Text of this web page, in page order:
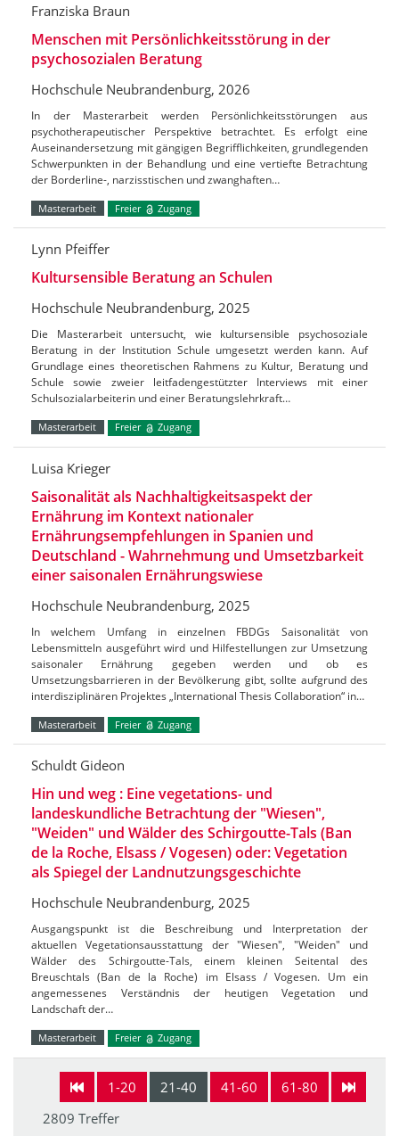
Franziska Braun
Menschen mit Persönlichkeitsstörung in der
psychosozialen Beratung
Hochschule Neubrandenburg, 2026
In der Masterarbeit werden Persönlichkeitsstörungen aus
psychotherapeutischer Perspektive betrachtet. Es erfolgt eine
Auseinandersetzung mit gängigen Begrifflichkeiten, grundlegenden
Schwerpunkten in der Behandlung und eine vertiefte Betrachtung
der Borderline-, narzisstischen und zwanghaften…
Masterarbeit Freier Zugang
Lynn Pfeiffer
Kultursensible Beratung an Schulen
Hochschule Neubrandenburg, 2025
Die Masterarbeit untersucht, wie kultursensible psychosoziale
Beratung in der Institution Schule umgesetzt werden kann. Auf
Grundlage eines theoretischen Rahmens zu Kultur, Beratung und
Schule sowie zweier leitfadengestützter Interviews mit einer
Schulsozialarbeiterin und einer Beratungslehrkraft…
Masterarbeit Freier Zugang
Luisa Krieger
Saisonalität als Nachhaltigkeitsaspekt der
Ernährung im Kontext nationaler
Ernährungsempfehlungen in Spanien und
Deutschland - Wahrnehmung und Umsetzbarkeit
einer saisonalen Ernährungswiese
Hochschule Neubrandenburg, 2025
In welchem Umfang in einzelnen FBDGs Saisonalität von
Lebensmitteln ausgeführt wird und Hilfestellungen zur Umsetzung
saisonaler Ernährung gegeben werden und ob es
Umsetzungsbarrieren in der Bevölkerung gibt, sollte aufgrund des
interdisziplinären Projektes „International Thesis Collaboration“ in…
Masterarbeit Freier Zugang
Schuldt Gideon
Hin und weg : Eine vegetations- und
landeskundliche Betrachtung der "Wiesen",
"Weiden" und Wälder des Schirgoutte-Tals (Ban
de la Roche, Elsass / Vogesen) oder: Vegetation
als Spiegel der Landnutzungsgeschichte
Hochschule Neubrandenburg, 2025
Ausgangspunkt ist die Beschreibung und Interpretation der
aktuellen Vegetationsausstattung der "Wiesen", "Weiden" und
Wälder des Schirgoutte-Tals, einem kleinen Seitental des
Breuschtals (Ban de la Roche) im Elsass / Vogesen. Um ein
angemessenes Verständnis der heutigen Vegetation und
Landschaft der…
Masterarbeit Freier Zugang
1-20 21-40 41-60
61-80
2809 Treffer